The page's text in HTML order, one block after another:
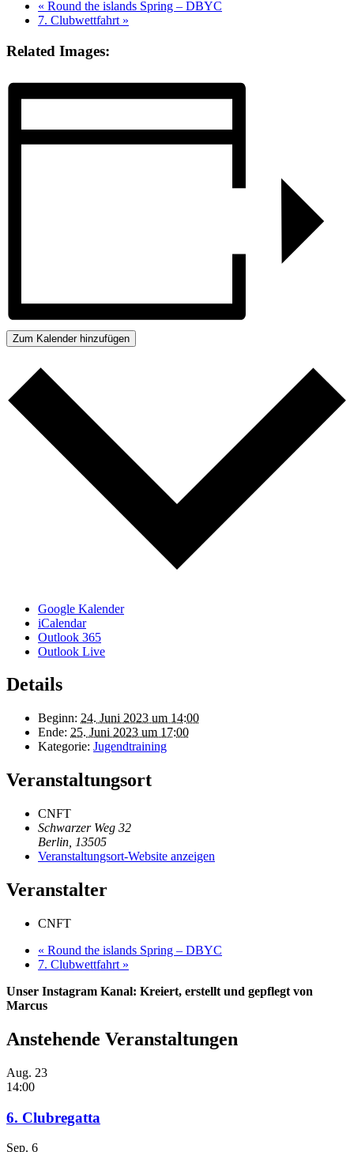
« Round the islands Spring – DBYC
7. Clubwettfahrt »
Related Images:
Zum Kalender hinzufügen
Google Kalender
iCalendar
Outlook 365
Outlook Live
Details
Beginn: 24. Juni 2023 um 14:00
Ende: 25. Juni 2023 um 17:00
Kategorie: Jugendtraining
Veranstaltungsort
CNFT
Schwarzer Weg 32
Berlin 13505
Veranstaltungsort-Website anzeigen
Veranstalter
CNFT
« Round the islands Spring – DBYC
7. Clubwettfahrt »
Unser Instagram Kanal: Kreiert, erstellt und gepflegt von
Marcus
Anstehende Veranstaltungen
Aug. 23
14:00
6. Clubregatta
Sep. 6